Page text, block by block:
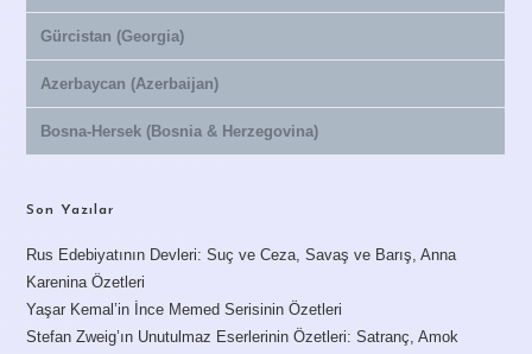
Gürcistan (Georgia)
Azerbaycan (Azerbaijan)
Bosna-Hersek (Bosnia & Herzegovina)
Son Yazılar
Rus Edebiyatının Devleri: Suç ve Ceza, Savaş ve Barış, Anna
Karenina Özetleri
Yaşar Kemal’in İnce Memed Serisinin Özetleri
Stefan Zweig’ın Unutulmaz Eserlerinin Özetleri: Satranç, Amok